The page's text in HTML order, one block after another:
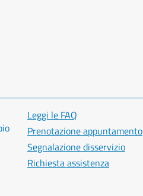
Leggi le FAQ
Prenotazione appuntamento
Segnalazione disservizio
Richiesta assistenza